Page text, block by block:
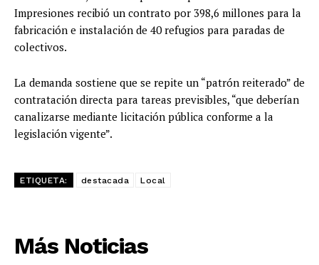
Impresiones recibió un contrato por 398,6 millones para la
fabricación e instalación de 40 refugios para paradas de
colectivos.
La demanda sostiene que se repite un “patrón reiterado” de
contratación directa para tareas previsibles, “que deberían
canalizarse mediante licitación pública conforme a la
legislación vigente”.
ETIQUETA: destacada Local
Más Noticias